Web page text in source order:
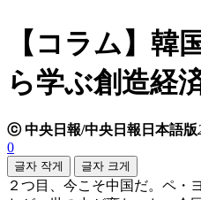
【コラム】韓
ら学ぶ創造経
ⓒ 中央日報/中央日報日本語版
0
글자 작게 글자 크게
２つ目、今こそ中国だ。ペ・